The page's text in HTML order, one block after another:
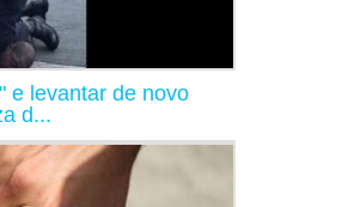
e levantar de novo
d...